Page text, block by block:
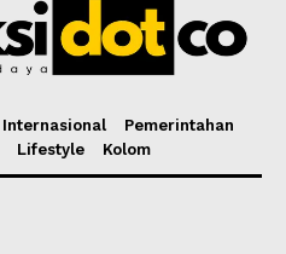
Internasional
Pemerintahan
Lifestyle Kolom